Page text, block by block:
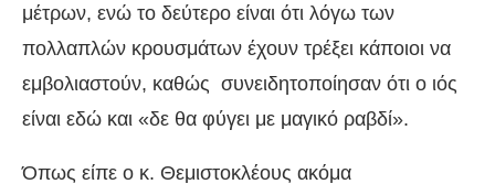
μέτρων, ενώ το δεύτερο είναι ότι λόγω των
πολλαπλών κρουσμάτων έχουν τρέξει κάποιοι να
εμβολιαστούν, καθώς συνειδητοποίησαν ότι ο ιός
είναι εδώ και «δε θα φύγει με μαγικό ραβδί».
Όπως είπε ο κ. Θεμιστοκλέους ακόμα